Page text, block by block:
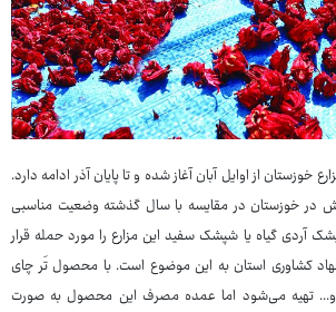
خوزستان از اوایل آبان آغاز شده و تا پایان آذر ادامه دارد.
در خوزستان در مقایسه با سال گذشته وضعیت مناسبی
آردی گیاه یا شپشک سفید این مزارع را مورد حمله قرار
کشاوری استان به این موضوع است. با محصول تَر چای
و... تهیه می‌شود اما عمده مصرف این محصول به صورت